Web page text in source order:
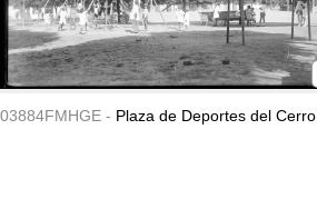
03884FMHGE - Plaza de Deportes del Cerro.